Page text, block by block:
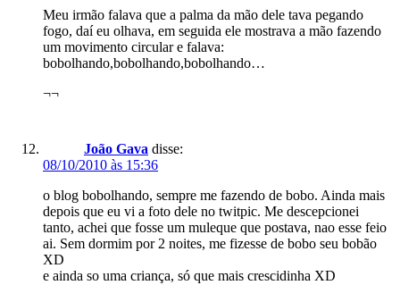
Meu irmão falava que a palma da mão dele tava pegando
fogo, daí eu olhava, em seguida ele mostrava a mão fazendo
um movimento circular e falava:
bobolhando,bobolhando,bobolhando…
¬¬
João Gava disse:
08/10/2010 às 15:36
o blog bobolhando, sempre me fazendo de bobo. Ainda mais
depois que eu vi a foto dele no twitpic. Me descepcionei
tanto, achei que fosse um muleque que postava, nao esse feio
ai. Sem dormim por 2 noites, me fizesse de bobo seu bobão
XD
e ainda so uma criança, só que mais crescidinha XD